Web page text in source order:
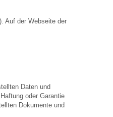
Auf der Webseite der
Daten und
oder Garantie
Dokumente und